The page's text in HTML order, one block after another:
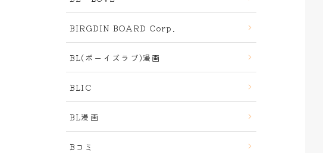
BIRGDIN BOARD Corp.
BL(ボーイズラブ)漫画
BLIC
BL漫画
Bコミ